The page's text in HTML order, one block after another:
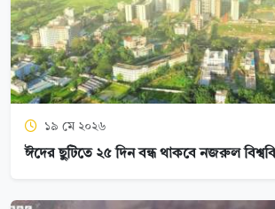
১৯ মে ২০২৬
ঈদের ছুটিতে ২৫ দিন বন্ধ থাকবে নজরুল